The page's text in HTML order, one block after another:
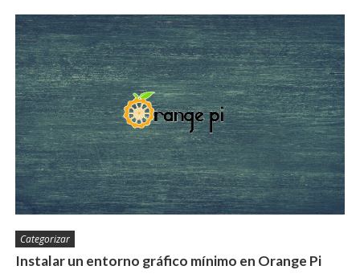
Categorizar
Instalar un entorno gráfico mínimo en Orange Pi